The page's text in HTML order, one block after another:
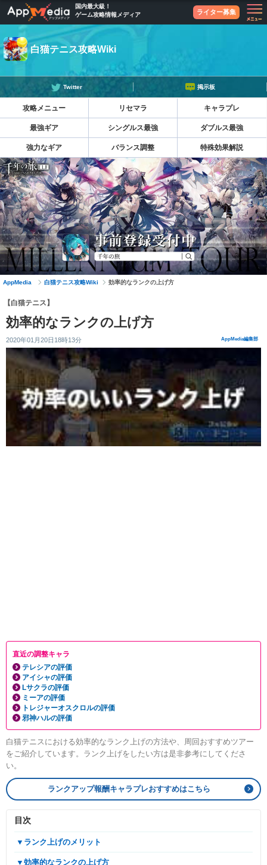
国内最大級！
ゲーム攻略情報メディア
ライター募集
Twitter 掲示板
白猫テニス攻略Wiki
攻略メニュー リセマラ キャラプレ
最強ギア シングルス最強 ダブルス最強
強力なギア バランス調整 特殊効果解説
AppMedia 白猫テニス攻略Wiki 効率的なランクの上げ方
【白猫テニス】
効率的なランクの上げ方
2020年01月20日18時13分 AppMedia編集部
直近の調整キャラ
テレシアの評価
アイシャの評価
Lサクラの評価
ミーアの評価
トレジャーオスクロルの評価
邪神ハルの評価
白猫テニスにおける効率的なランク上げの方法や、周回おすすめツアー
をご紹介しています。ランク上げをしたい方は是非参考にしてくださ
い。
ランクアップ報酬キャラプレおすすめはこちら
目次
▼ランク上げのメリット
▼効率的なランクの上げ方